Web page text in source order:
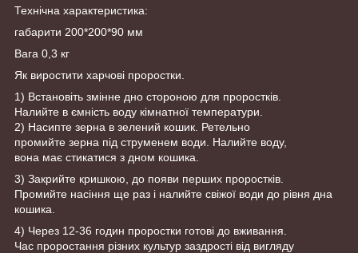
Технічна характеристика:
габарити 200*200*90 мм
Вага 0,3 кг
Як виростити харчові проростки.
1) Встановіть змінне дно стороною для проростків.
Налийте в ємність воду кімнатної температури.
2) Насипте зерна в зелений кошик. Ретельно
промийте зерна під струменем води. Налийте воду,
вона має стикатися з дном кошика.
3) Закрийте кришкою, до появи перших проростків.
Промийте насіння ще раз і налийте свіжої води до рівня дна
кошика.
4) Через 12-36 годин проростки готові до вживання.
Час проростання різних культур заздрості від вигляду